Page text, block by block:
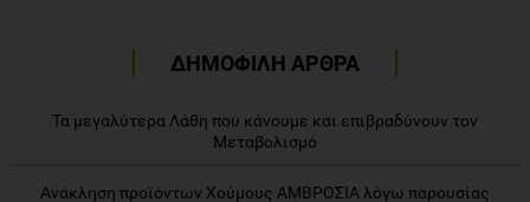
ΔΗΜΟΦΙΛΗ ΑΡΘΡΑ
Τα μεγαλύτερα Λάθη που κάνουμε και επιβραδύνουν τον
Μεταβολισμό
Ανάκληση προϊόντων Χούμους ΑΜΒΡΟΣΙΑ λόγω παρουσίας